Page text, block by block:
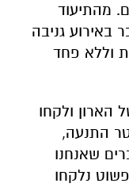
של כ-1,000 שקלים. מהתיעוד
באירוע גניבה
וללא פחד
ולקחו
התנעה,
שאנחנו
נלקחו